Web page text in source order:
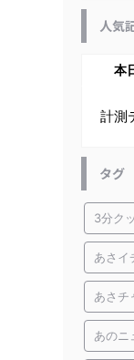
人気
本
計測
タグ
3分ク
あさイ
あさチ
あのニ